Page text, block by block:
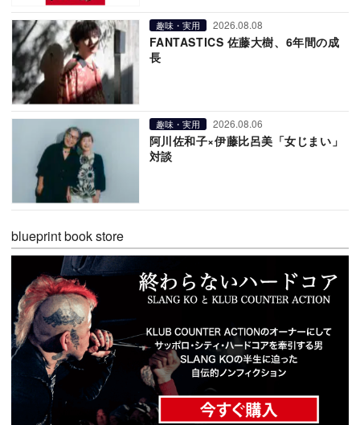
趣味・実用 2026.08.08
FANTASTICS 佐藤大樹、6年間の成
長
趣味・実用 2026.08.06
阿川佐和子×伊藤比呂美「女じまい」
対談
blueprint book store